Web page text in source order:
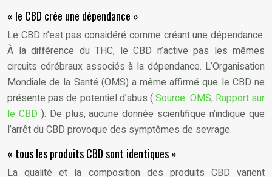
« le CBD crée une dépendance »
Le CBD n’est pas considéré comme créant une dépendance.
À la différence du THC, le CBD n’active pas les mêmes
circuits cérébraux associés à la dépendance. L’Organisation
Mondiale de la Santé (OMS) a même affirmé que le CBD ne
présente pas de potentiel d’abus (Source: OMS, Rapport sur
le CBD ). De plus, aucune donnée scientifique n’indique que
l’arrêt du CBD provoque des symptômes de sevrage.
« tous les produits CBD sont identiques »
La qualité et la composition des produits CBD varient